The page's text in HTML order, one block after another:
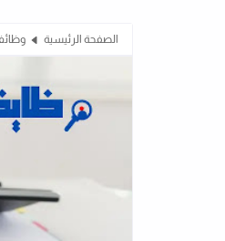
الصفحة الرئيسية